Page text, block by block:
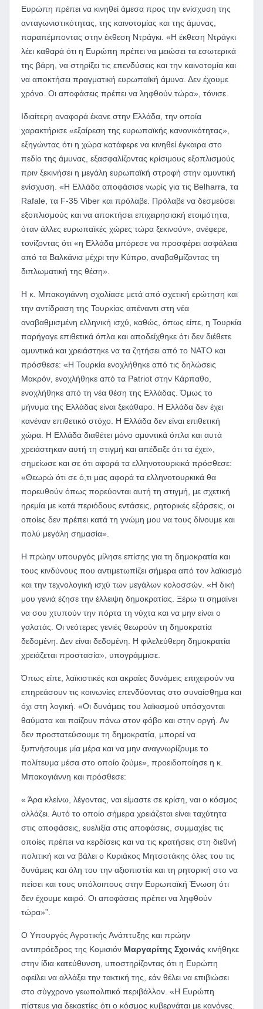
Ευρώπη πρέπει να κινηθεί άμεσα προς την ενίσχυση της
ανταγωνιστικότητας, της καινοτομίας και της άμυνας,
παραπέμποντας στην έκθεση Ντράγκι. «Η έκθεση Ντράγκι
λέει καθαρά ότι η Ευρώπη πρέπει να μειώσει τα εσωτερικά
της βάρη, να στηρίξει τις επενδύσεις και την καινοτομία και
να αποκτήσει πραγματική ευρωπαϊκή άμυνα. Δεν έχουμε
χρόνο. Οι αποφάσεις πρέπει να ληφθούν τώρα», τόνισε.
Ιδιαίτερη αναφορά έκανε στην Ελλάδα, την οποία
χαρακτήρισε «εξαίρεση της ευρωπαϊκής κανονικότητας»,
εξηγώντας ότι η χώρα κατάφερε να κινηθεί έγκαιρα στο
πεδίο της άμυνας, εξασφαλίζοντας κρίσιμους εξοπλισμούς
πριν ξεκινήσει η μεγάλη ευρωπαϊκή στροφή στην αμυντική
ενίσχυση. «Η Ελλάδα αποφάσισε νωρίς για τις Belharra, τα
Rafale, τα F-35 Viber και πρόλαβε. Πρόλαβε να δεσμεύσει
εξοπλισμούς και να αποκτήσει επιχειρησιακή ετοιμότητα,
όταν άλλες ευρωπαϊκές χώρες τώρα ξεκινούν», ανέφερε,
τονίζοντας ότι «η Ελλάδα μπόρεσε να προσφέρει ασφάλεια
από τα Βαλκάνια μέχρι την Κύπρο, αναβαθμίζοντας τη
διπλωματική της θέση».
Η κ. Μπακογιάννη σχολίασε μετά από σχετική ερώτηση και
την αντίδραση της Τουρκίας απέναντι στη νέα
αναβαθμισμένη ελληνική ισχύ, καθώς, όπως είπε, η Τουρκία
παρήγαγε επιθετικά όπλα και αποδείχθηκε ότι δεν διέθετε
αμυντικά και χρειάστηκε να τα ζητήσει από το ΝΑΤΟ και
πρόσθεσε: «Η Τουρκία ενοχλήθηκε από τις δηλώσεις
Μακρόν, ενοχλήθηκε από τα Patriot στην Κάρπαθο,
ενοχλήθηκε από τη νέα θέση της Ελλάδας. Όμως το
μήνυμα της Ελλάδας είναι ξεκάθαρο. Η Ελλάδα δεν έχει
κανέναν επιθετικό στόχο. Η Ελλάδα δεν είναι επιθετική
χώρα. Η Ελλάδα διαθέτει μόνο αμυντικά όπλα και αυτά
χρειάστηκαν αυτή τη στιγμή και απέδειξε ότι τα έχει»,
σημείωσε και σε ότι αφορά τα ελληνοτουρκικά πρόσθεσε:
«Θεωρώ ότι σε ό,τι μας αφορά τα ελληνοτουρκικά θα
πορευθούν όπως πορεύονται αυτή τη στιγμή, με σχετική
ηρεμία με κατά περιόδους εντάσεις, ρητορικές εξάρσεις, οι
οποίες δεν πρέπει κατά τη γνώμη μου να τους δίνουμε και
πολύ μεγάλη σημασία».
Η πρώην υπουργός μίλησε επίσης για τη δημοκρατία και
τους κινδύνους που αντιμετωπίζει σήμερα από τον λαϊκισμό
και την τεχνολογική ισχύ των μεγάλων κολοσσών. «Η δική
μου γενιά έζησε την έλλειψη δημοκρατίας. Ξέρω τι σημαίνει
να σου χτυπούν την πόρτα τη νύχτα και να μην είναι ο
γαλατάς. Οι νεότερες γενιές θεωρούν τη δημοκρατία
δεδομένη. Δεν είναι δεδομένη. Η φιλελεύθερη δημοκρατία
χρειάζεται προστασία», υπογράμμισε.
Όπως είπε, λαϊκιστικές και ακραίες δυνάμεις επιχειρούν να
επηρεάσουν τις κοινωνίες επενδύοντας στο συναίσθημα και
όχι στη λογική. «Οι δυνάμεις του λαϊκισμού υπόσχονται
θαύματα και παίζουν πάνω στον φόβο και στην οργή. Αν
δεν προστατεύσουμε τη δημοκρατία, μπορεί να
ξυπνήσουμε μία μέρα και να μην αναγνωρίζουμε το
πολίτευμα μέσα στο οποίο ζούμε», προειδοποίησε η κ.
Μπακογιάννη και πρόσθεσε:
« Άρα κλείνω, λέγοντας, ναι είμαστε σε κρίση, ναι ο κόσμος
αλλάζει. Αυτό το οποίο σήμερα χρειάζεται είναι ταχύτητα
στις αποφάσεις, ευελιξία στις αποφάσεις, συμμαχίες τις
οποίες πρέπει να κερδίσεις και να τις κρατήσεις στη διεθνή
πολιτική και να βάλει ο Κυριάκος Μητσοτάκης όλες του τις
δυνάμεις και όλη του την αξιοπιστία και τη ρητορική στο να
πείσει και τους υπόλοιπους στην Ευρωπαϊκή Ένωση ότι
δεν έχουμε καιρό. Οι αποφάσεις πρέπει να ληφθούν
τώρα»”.
Ο Υπουργός Αγροτικής Ανάπτυξης και πρώην
αντιπρόεδρος της Κομισιόν Μαργαρίτης Σχοινάς κινήθηκε
στην ίδια κατεύθυνση, υποστηρίζοντας ότι η Ευρώπη
οφείλει να αλλάξει την τακτική της, εάν θέλει να επιβιώσει
στο σύγχρονο γεωπολιτικό περιβάλλον. «Η Ευρώπη
πίστευε για δεκαετίες ότι ο κόσμος κυβερνάται με κανόνες.